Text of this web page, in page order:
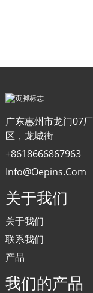
广东惠州市龙门07
区，龙城街
+8618666867963
Info@oepins.com
关于我们
关于我们
联系我们
产品
我们的产品